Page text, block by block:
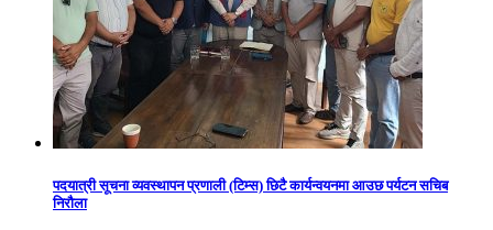
पदयात्री सूचना व्यवस्थापन प्रणाली (टिम्स) छिटै कार्यन्वयनमा आउछ पर्यटन सचिब
निरौला